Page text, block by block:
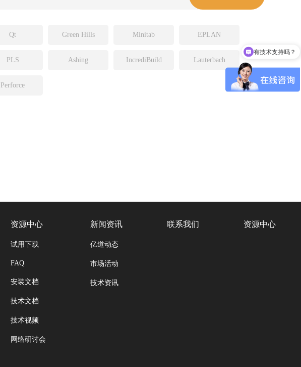
Qt Green Hills Minitab EPLAN
PLS Ashing IncrediBuild Lauterbach
Perforce
资源中心
试用下载
FAQ
安装文档
技术文档
技术视频
网络研讨会
新闻资讯
亿道动态
市场活动
技术资讯
联系我们 资源中心
有技术支持吗？